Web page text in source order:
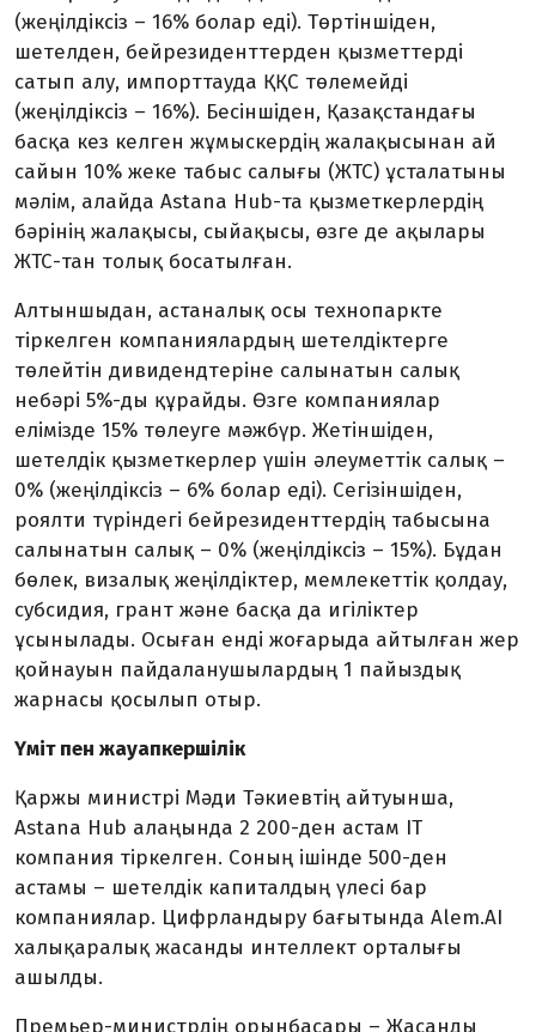
(жеңілдіксіз – 16% болар еді). Төртіншіден,
шетелден, бейрезиденттерден қызметтерді
сатып алу, импорттауда ҚҚС төлемейді
(жеңілдіксіз – 16%). Бесіншіден, Қазақ­стан­дағы
басқа кез келген жұмыскердің жалақысынан ай
сайын 10% жеке табыс салығы (ЖТС) ұсталатыны
мәлім, алайда Astana Hub-та қызметкерлердің
бәрінің жалақысы, сыйақысы, өзге де ақылары
ЖТС-тан толық босатылған.
Алтыншыдан, астаналық осы технопарк­те
тіркелген компаниялардың шетелдіктерге
төлейтін дивидендтеріне салынатын салық
небәрі 5%-ды құрайды. Өзге компаниялар
елімізде 15% төлеуге мәжбүр. Жетіншіден,
шетелдік қызметкерлер үшін әлеуметтік салық –
0% (жеңілдіксіз – 6% болар еді). Сегізіншіден,
роялти түріндегі бейрезиденттердің табысына
салынатын салық – 0% (жеңілдіксіз – 15%). Бұдан
бөлек, визалық жеңілдіктер, мемлекеттік қолдау,
субсидия, грант және басқа да игіліктер
ұсынылады. Осыған енді жоғарыда айтылған жер
қойнауын пайдаланушылардың 1 пайыздық
жарнасы қосылып отыр.
Үміт пен жауапкершілік
Қаржы министрі Мәди Тәкиевтің айтуынша,
Astana Hub алаңында 2 200-ден астам IT
компания тіркелген. Соның ішінде 500-ден
астамы – шетелдік капиталдың үлесі бар
компаниялар. Цифрландыру бағытында Alem.AI
халықаралық жасанды интеллект орталығы
ашылды.
Премьер-министрдің орынбасары ­– Жасанды